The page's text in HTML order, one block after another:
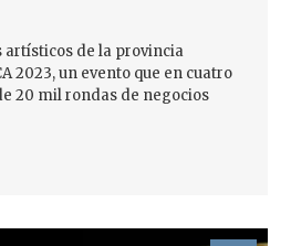
artísticos de la provincia
2023, un evento que en cuatro
20 mil rondas de negocios